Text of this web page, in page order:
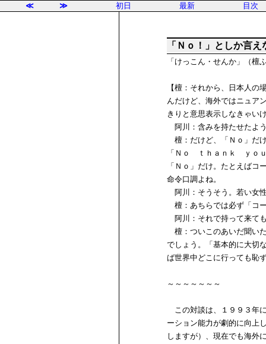
≪ ≫ 初日 最新 目次
「Ｎｏ！」としか言
「けっこん・せんか」（檀
【檀：それから、日本人
んだけど、海外ではニュア
きりと意思表示しなきゃい
阿川：含みを持たせたよ
檀：だけど、「Ｎｏ」だ
「Ｎｏ ｔｈａｎｋ ｙｏ
「Ｎｏ」だけ。たとえば
命令口調よね。
阿川：そうそう。若い女
檀：あちらでは必ず「コ
阿川：それで持って来て
檀：ついこのあいだ聞い
でしょう。「基本的に大切
ば世界中どこに行っても恥
～～～～～～～
この対談は、１９９３年
ーション能力が劇的に向上
しますが）、現在でも海外